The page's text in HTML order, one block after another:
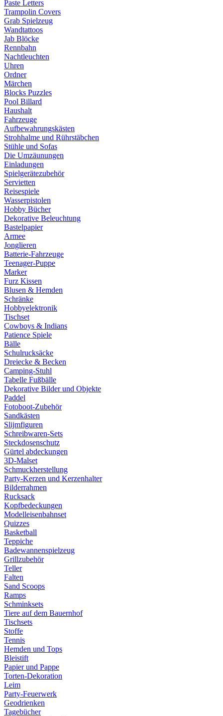
Paste Letters
Trampolin Covers
Grab Spielzeug
Wandtattoos
Jab Blöcke
Rennbahn
Nachtleuchten
Uhren
Ordner
Märchen
Blocks Puzzles
Pool Billard
Haushalt
Fahrzeuge
Aufbewahrungskästen
Strohhalme und Rührstäbchen
Stühle und Sofas
Die Umzäunungen
Einladungen
Spielgerätezubehör
Servietten
Reisespiele
Wasserpistolen
Hobby Bücher
Dekorative Beleuchtung
Bastelpapier
Armee
Jonglieren
Batterie-Fahrzeuge
Teenager-Puppe
Marker
Furz Kissen
Blusen & Hemden
Schränke
Hobbyelektronik
Tischset
Cowboys & Indians
Patience Spiele
Bälle
Schulrucksäcke
Dreiecke & Becken
Camping-Stuhl
Tabelle Fußbälle
Dekorative Bilder und Objekte
Paddel
Fotoboot-Zubehör
Sandkästen
Slijmfiguren
Schreibwaren-Sets
Steckdosenschutz
Gürtel abdeckungen
3D-Malset
Schmuckherstellung
Party-Kerzen und Kerzenhalter
Bilderrahmen
Rucksack
Kopfbedeckungen
Modelleisenbahnset
Quizzes
Basketball
Teppiche
Badewannenspielzeug
Grillzubehör
Teller
Falten
Sand Scoops
Ramps
Schminksets
Tiere auf dem Bauernhof
Tischsets
Stoffe
Tennis
Hemden und Tops
Bleistift
Papier und Pappe
Torten-Dekoration
Leim
Party-Feuerwerk
Geodrienken
Tagebücher